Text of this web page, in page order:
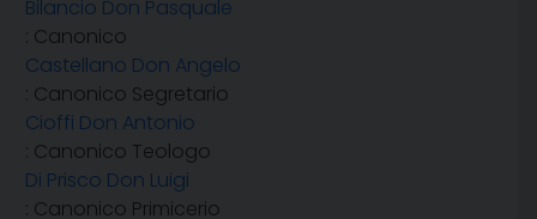
Bilancio Don Pasquale
: Canonico
Castellano Don Angelo
: Canonico Segretario
Cioffi Don Antonio
: Canonico Teologo
Di Prisco Don Luigi
: Canonico Primicerio